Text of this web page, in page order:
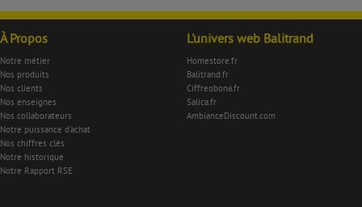
À Propos
Notre métier
Nos produits
Nos clients
Nos enseignes
Nos collaborateurs
Notre puissance d'achat
Nos chiffres clés
Notre historique
Notre Rapport RSE
L'univers web Balitrand
Homestore.fr
Balitrand.fr
Ciffreobona.fr
Salica.fr
AmbianceDiscount.com